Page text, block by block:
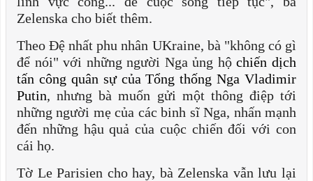
Zelenska cho biết thêm.
Theo Đệ nhất phu nhân UKraine, bà "không có gì
để nói" với những người Nga ủng hộchiến dịch
tấn công quân sự của Tổng thống Nga Vladimir
Putin, nhưng bà muốn gửi một thông điệp tới
những người mẹ của các binh sĩ Nga, nhấn mạnh
đến những hậu quả của cuộc chiến đối với con
cái họ.
Tờ Le Parisien cho hay, bà Zelenska vẫn lưu lại